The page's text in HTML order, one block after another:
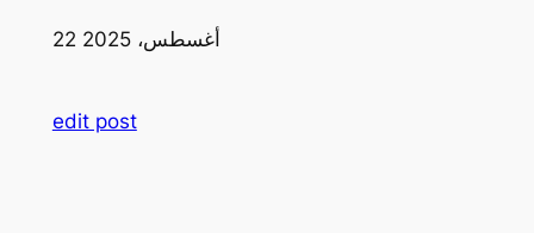
22 أغسطس، 2025
edit post